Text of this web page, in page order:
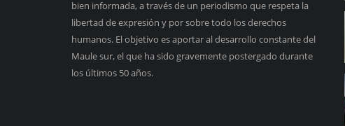
bien informada, a través de un periodismo que respeta la
libertad de expresión y por sobre todo los derechos
humanos. El objetivo es aportar al desarrollo constante del
Maule sur, el que ha sido gravemente postergado durante
los últimos 50 años.